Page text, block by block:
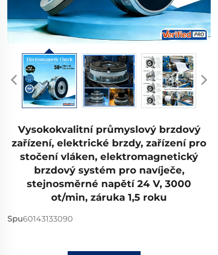
Vysokokvalitní průmyslový brzdový
zařízení, elektrické brzdy, zařízení pro
stočení vláken, elektromagnetický
brzdový systém pro navíječe,
stejnosměrné napětí 24 V, 3000
ot/min, záruka 1,5 roku
Spu60143133090